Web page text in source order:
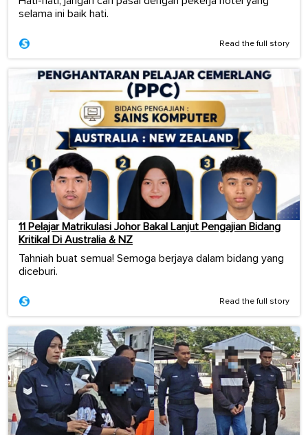
selama ini baik hati.
Read the full story
11 Pelajar Matrikulasi Johor Bakal Lanjut Pengajian Bidang
Kritikal Di Australia & NZ
Tahniah buat semua! Semoga berjaya dalam bidang yang
diceburi.
Read the full story